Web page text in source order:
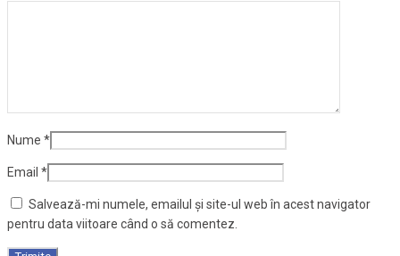
Nume *
Email *
Salvează-mi numele, emailul și site-ul web în acest navigator
pentru data viitoare când o să comentez.